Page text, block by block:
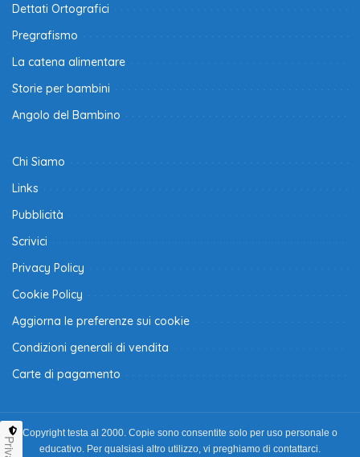
Dettati Ortografici
Pregrafismo
La catena alimentare
Storie per bambini
Angolo del Bambino
Chi Siamo
Links
Pubblicità
Scrivici
Privacy Policy
Cookie Policy
Aggiorna le preferenze sui cookie
Condizioni generali di vendita
Carte di pagamento
Copyright testa al 2000. Copie sono consentite solo per uso personale o
educativo. Per qualsiasi altro utilizzo, vi preghiamo di contattarci.